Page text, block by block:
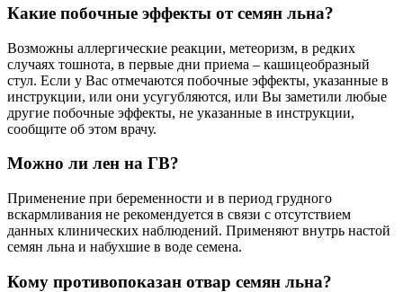
Какие побочные эффекты от семян льна?
Возможны аллергические реакции, метеоризм, в редких
случаях тошнота, в первые дни приема – кашицеобразный
стул. Если у Вас отмечаются побочные эффекты, указанные в
инструкции, или они усугубляются, или Вы заметили любые
другие побочные эффекты, не указанные в инструкции,
сообщите об этом врачу.
Можно ли лен на ГВ?
Применение при беременности и в период грудного
вскармливания не рекомендуется в связи с отсутствием
данных клинических наблюдений. Применяют внутрь настой
семян льна и набухшие в воде семена.
Кому противопоказан отвар семян льна?